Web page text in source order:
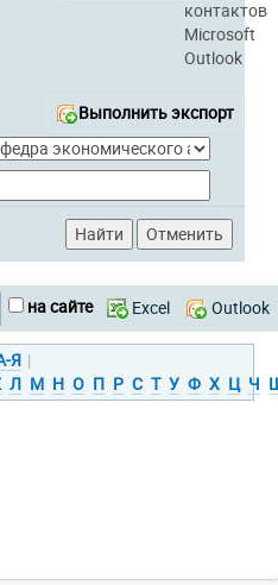
контактов
Microsoft
Outlook
Выполнить экспорт
на сайте Excel Outlook
Я |
Л М Н О П Р С Т У Ф Х Ц Ч